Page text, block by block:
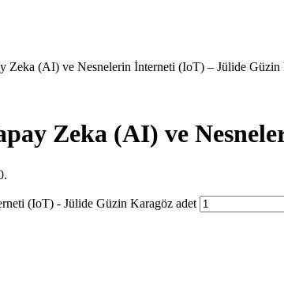
Zeka (AI) ve Nesnelerin İnterneti (IoT) – Jülide Güzin
Zeka (AI) ve
(IoT) - Jülide Güzin Karagöz adet